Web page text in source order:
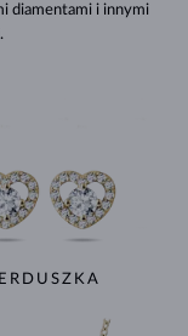
diamentami i innymi